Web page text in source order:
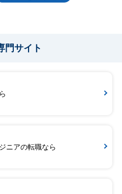
門サイト
ニアの転職なら